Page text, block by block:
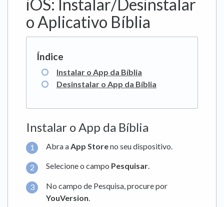
iOS: Instalar/Desinstalar
o Aplicativo Bíblia
Instalar o App da Bíblia
Desinstalar o App da Bíblia
Instalar o App da Bíblia
Abra aApp Storeno seu dispositivo.
Selecione o campo Pesquisar.
No campo de Pesquisa, procure por
YouVersion.